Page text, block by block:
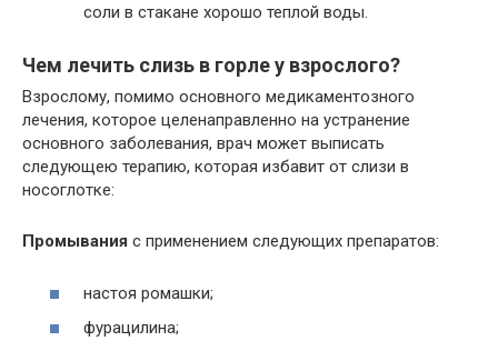
соли в стакане хорошо теплой воды.
Чем лечить слизь в горле у взрослого?
Взрослому, помимо основного медикаментозного
лечения, которое целенаправленно на устранение
основного заболевания, врач может выписать
следующею терапию, которая избавит от слизи в
носоглотке:
Промывания с применением следующих препаратов:
настоя ромашки;
фурацилина;